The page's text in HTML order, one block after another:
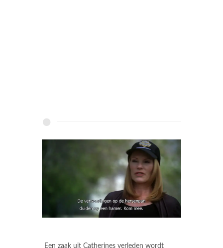
Een zaak uit Catherines verleden wordt